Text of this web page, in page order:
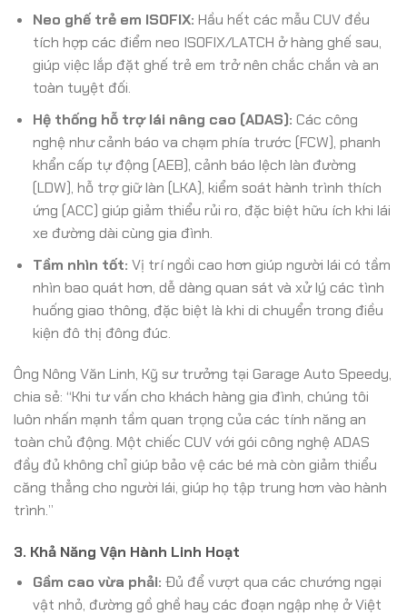
Neo ghế trẻ em ISOFIX: Hầu hết các mẫu CUV đều
tích hợp các điểm neo ISOFIX/LATCH ở hàng ghế sau,
giúp việc lắp đặt ghế trẻ em trở nên chắc chắn và an
toàn tuyệt đối.
Hệ thống hỗ trợ lái nâng cao (ADAS): Các công
nghệ như cảnh báo va chạm phía trước (FCW), phanh
khẩn cấp tự động (AEB), cảnh báo lệch làn đường
(LDW), hỗ trợ giữ làn (LKA), kiểm soát hành trình thích
ứng (ACC) giúp giảm thiểu rủi ro, đặc biệt hữu ích khi lái
xe đường dài cùng gia đình.
Tầm nhìn tốt: Vị trí ngồi cao hơn giúp người lái có tầm
nhìn bao quát hơn, dễ dàng quan sát và xử lý các tình
huống giao thông, đặc biệt là khi di chuyển trong điều
kiện đô thị đông đúc.
Ông Nông Văn Linh, Kỹ sư trưởng tại Garage Auto Speedy,
chia sẻ: “Khi tư vấn cho khách hàng gia đình, chúng tôi
luôn nhấn mạnh tầm quan trọng của các tính năng an
toàn chủ động. Một chiếc CUV với gói công nghệ ADAS
đầy đủ không chỉ giúp bảo vệ các bé mà còn giảm thiểu
căng thẳng cho người lái, giúp họ tập trung hơn vào hành
trình.”
3. Khả Năng Vận Hành Linh Hoạt
Gầm cao vừa phải: Đủ để vượt qua các chướng ngại
vật nhỏ, đường gồ ghề hay các đoạn ngập nhẹ ở Việt